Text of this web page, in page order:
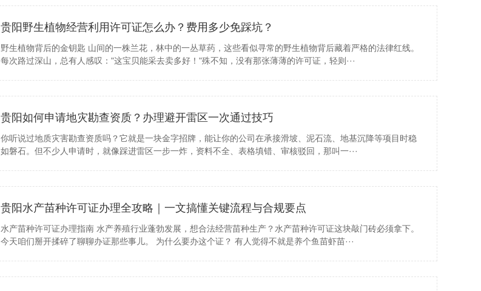
贵阳野生植物经营利用许可证怎么办？费用多少免踩坑？
野生植物背后的金钥匙 山间的一株兰花，林中的一丛草药，这些看似寻常的野生植物背后藏着严格的法律红线。
每次路过深山，总有人感叹："这宝贝能采去卖多好！"殊不知，没有那张薄薄的许可证，轻则···
贵阳如何申请地灾勘查资质？办理避开雷区一次通过技巧
你听说过地质灾害勘查资质吗？它就是一块金字招牌，能让你的公司在承接滑坡、泥石流、地基沉降等项目时稳
如磐石。但不少人申请时，就像踩进雷区一步一炸，资料不全、表格填错、审核驳回，那叫一···
贵阳水产苗种许可证办理全攻略｜一文搞懂关键流程与合规要点
水产苗种许可证办理指南 水产养殖行业蓬勃发展，想合法经营苗种生产？水产苗种许可证这块敲门砖必须拿下。
今天咱们掰开揉碎了聊聊办证那些事儿。 为什么要办这个证？ 有人觉得不就是养个鱼苗虾苗···